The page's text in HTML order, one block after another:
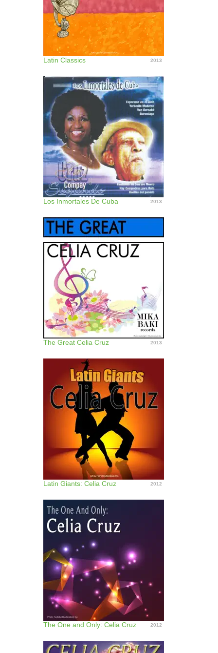
Latin Classics 2013
Los Inmortales De Cuba 2013
The Great Celia Cruz 2013
Latin Giants: Celia Cruz 2012
The One and Only: Celia Cruz 2012